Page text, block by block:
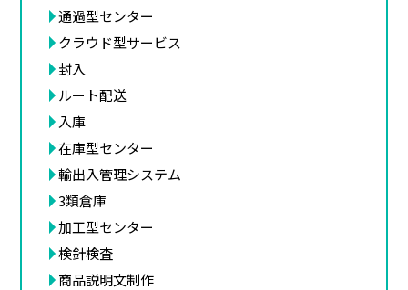
通過型センター
クラウド型サービス
封入
ルート配送
入庫
在庫型センター
輸出入管理システム
3類倉庫
加工型センター
検針検査
商品説明文制作